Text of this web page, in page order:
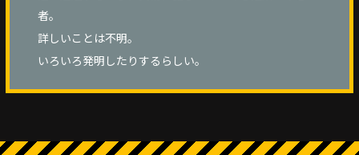
者。
詳しいことは不明。
いろいろ発明したりするらしい。